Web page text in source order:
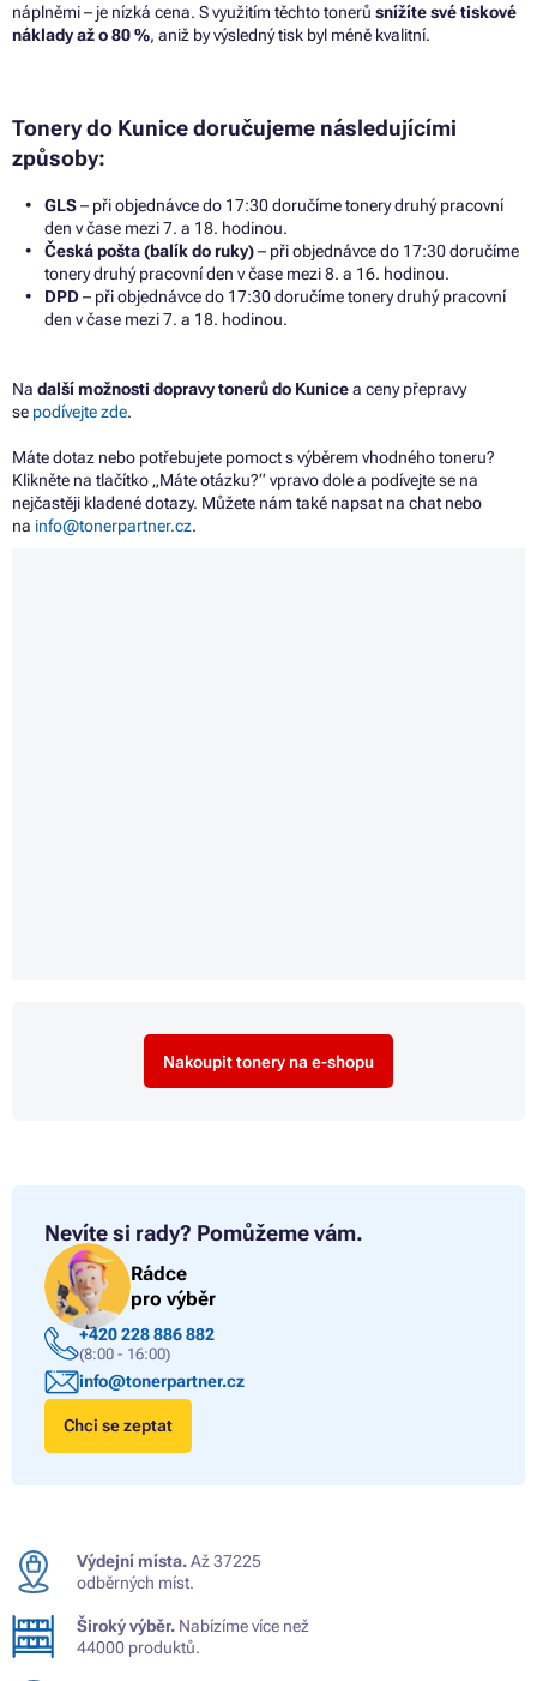
náplněmi – je nízká cena. S využitím těchto tonerů snížíte své tiskové
náklady až o 80 %, aniž by výsledný tisk byl méně kvalitní.
Tonery do Kunice doručujeme následujícími
způsoby:
GLS– při objednávce do 17:30 doručíme tonery druhý pracovní
den v čase mezi 7. a 18. hodinou.
Česká pošta (balík do ruky)– při objednávce do 17:30 doručíme
tonery druhý pracovní den v čase mezi 8. a 16. hodinou.
DPD – při objednávce do 17:30 doručíme tonery druhý pracovní
den v čase mezi 7. a 18. hodinou.
Na další možnosti dopravy tonerů do Kunicea ceny přepravy
se podívejte zde.
Máte dotaz nebo potřebujete pomoct s výběrem vhodného toneru?
Klikněte na tlačítko „Máte otázku?“ vpravo dole a podívejte se na
nejčastěji kladené dotazy. Můžete nám také napsat na chat nebo
na info@tonerpartner.cz.
Nakoupit tonery na e-shopu
Nevíte si rady? Pomůžeme vám.
Rádce
pro výběr
+420 228 886 882
(8:00 - 16:00)
info@tonerpartner.cz
Chci se zeptat
Výdejní místa.Až 37225
odběrných míst.
Široký výběr. Nabízíme více než
44000 produktů.